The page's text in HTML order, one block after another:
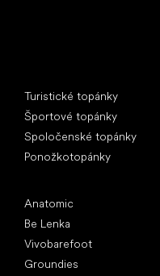
Turistické topánky
Športové topánky
Spoločenské topánky
Ponožkotopánky
Anatomic
Be Lenka
Vivobarefoot
Groundies